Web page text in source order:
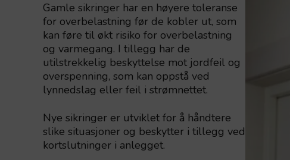
Gamle sikringer har en høyere toleranse
for overbelastning før de kobler ut, som
kan føre til økt risiko for overbelastning
og varmegang. I tillegg har de
utilstrekkelig beskyttelse mot jordfeil og
overspenning, som kan oppstå ved
lynnedslag eller feil i strømnettet.
Nye sikringer er utviklet for å håndtere
slike situasjoner og beskytter i tillegg ved
kortslutninger i anlegget.